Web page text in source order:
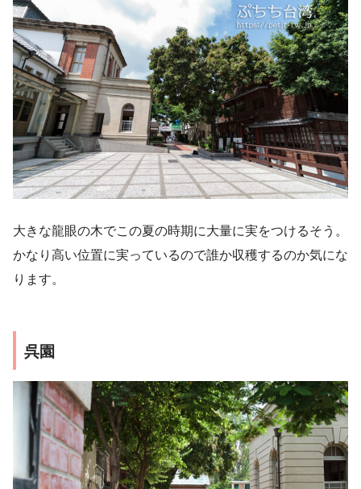
大きな龍眼の木でこの夏の時期に大量に実をつけるそう。
かなり高い位置に実っているので誰か収穫するのか気にな
ります。
呉園